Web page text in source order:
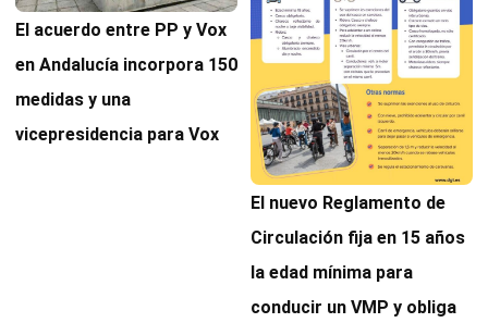
El acuerdo entre PP y Vox
en Andalucía incorpora 150
medidas y una
vicepresidencia para Vox
El nuevo Reglamento de
Circulación fija en 15 años
la edad mínima para
conducir un VMP y obliga